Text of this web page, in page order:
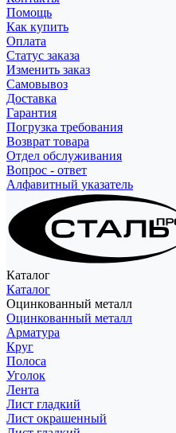
Помощь
Как купить
Оплата
Статус заказа
Изменить заказ
Самовывоз
Доставка
Гарантия
Погрузка требования
Возврат товара
Отдел обслуживания
Вопрос - ответ
Алфавитный указатель
Каталог
Каталог
Оцинкованный металл
Оцинкованный металл
Арматура
Круг
Полоса
Уголок
Лента
Лист гладкий
Лист окрашенный